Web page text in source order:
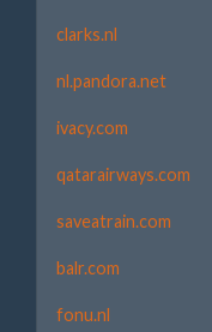
clarks.nl
nl.pandora.net
ivacy.com
qatarairways.com
saveatrain.com
balr.com
fonu.nl